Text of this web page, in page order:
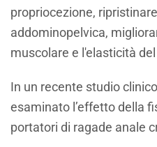
propriocezione,
addominopelvica,
muscolare e l'elasticità
In un recente studio
esaminato l’effetto della
portatori di ragade anale